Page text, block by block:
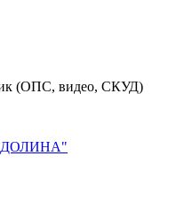
(ОПС, видео, СКУД)